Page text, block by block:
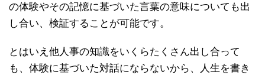
の体験やその記憶に基づいた言葉の意味についても出
し合い、検証することが可能です。
とはいえ他人事の知識をいくらたくさん出し合って
も、体験に基づいた対話にならないから、人生を書き